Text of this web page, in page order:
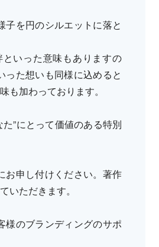
を円のシルエットに落と
いった意味もありますの
た想いも同様に込めると
も加わっております。
”にとって価値のある特別
お申し付けください。著作
いただきます。
様のブランディングのサポ